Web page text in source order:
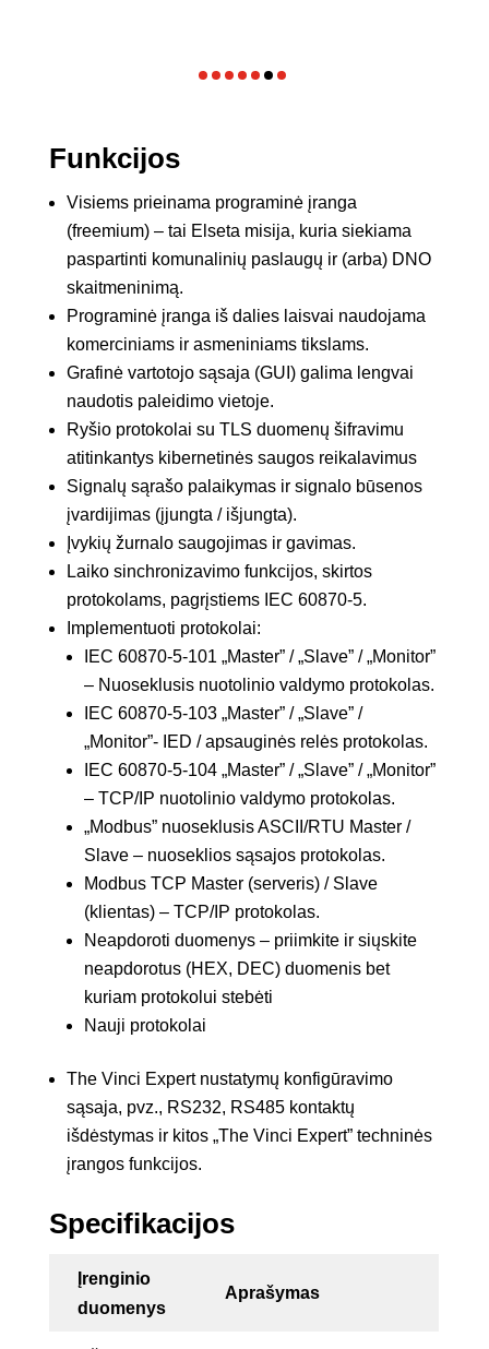
Funkcijos
Visiems prieinama programinė įranga
(freemium) – tai Elseta misija, kuria siekiama
paspartinti komunalinių paslaugų ir (arba) DNO
skaitmeninimą.
Programinė įranga iš dalies laisvai naudojama
komerciniams ir asmeniniams tikslams.
Grafinė vartotojo sąsaja (GUI) galima lengvai
naudotis paleidimo vietoje.
Ryšio protokolai su TLS duomenų šifravimu
atitinkantys kibernetinės saugos reikalavimus
Signalų sąrašo palaikymas ir signalo būsenos
įvardijimas (įjungta / išjungta).
Įvykių žurnalo saugojimas ir gavimas.
Laiko sinchronizavimo funkcijos, skirtos
protokolams, pagrįstiems IEC 60870-5.
Implementuoti protokolai:
IEC 60870-5-101 „Master” / „Slave” / „Monitor”
– Nuoseklusis nuotolinio valdymo protokolas.
IEC 60870-5-103 „Master” / „Slave” /
„Monitor”- IED / apsauginės relės protokolas.
IEC 60870-5-104 „Master” / „Slave” / „Monitor”
– TCP/IP nuotolinio valdymo protokolas.
„Modbus” nuoseklusis ASCII/RTU Master /
Slave – nuoseklios sąsajos protokolas.
Modbus TCP Master (serveris) / Slave
(klientas) – TCP/IP protokolas.
Neapdoroti duomenys – priimkite ir siųskite
neapdorotus (HEX, DEC) duomenis bet
kuriam protokolui stebėti
Nauji protokolai
The Vinci Expert nustatymų konfigūravimo
sąsaja, pvz., RS232, RS485 kontaktų
išdėstymas ir kitos „The Vinci Expert” techninės
įrangos funkcijos.
Specifikacijos
Įrenginio
duomenys
Aprašymas